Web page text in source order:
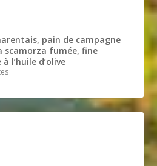
pain de campagne
scamorza fumée, fine
l’huile d’olive